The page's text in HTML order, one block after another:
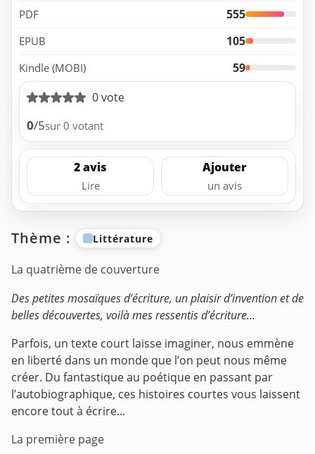
PDF 555
EPUB 105
Kindle (MOBI)
59
0 vote
0/5sur 0 votant
2 avis
Lire
Ajouter
un avis
Thème : Littérature
La quatrième de couverture
Des petites mosaïques d’écriture, un plaisir d’invention et de
belles découvertes, voilà mes ressentis d’écriture...
Parfois, un texte court laisse imaginer, nous emmène
en liberté dans un monde que l’on peut nous même
créer. Du fantastique au poétique en passant par
l’autobiographique, ces histoires courtes vous laissent
encore tout à écrire...
La première page